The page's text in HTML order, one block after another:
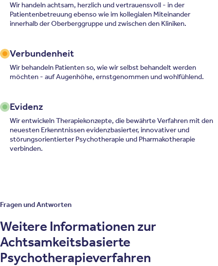
Wir handeln achtsam, herzlich und vertrauensvoll - in der
Patientenbetreuung ebenso wie im kollegialen Miteinander
innerhalb der Oberberggruppe und zwischen den Kliniken.
Verbundenheit
Wir behandeln Patienten so, wie wir selbst behandelt werden
möchten - auf Augenhöhe, ernstgenommen und wohlfühlend.
Evidenz
Wir entwickeln Therapiekonzepte, die bewährte Verfahren mit den
neuesten Erkenntnissen evidenzbasierter, innovativer und
störungsorientierter Psychotherapie und Pharmakotherapie
verbinden.
Fragen und Antworten
Weitere Informationen zur
Achtsamkeitsbasierte
Psychotherapieverfahren